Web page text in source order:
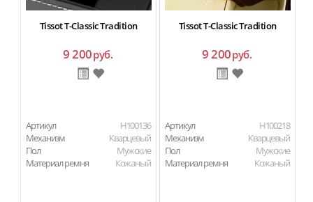
Tissot T-Classic Tradition
9 200руб.
Артикул
H100136
Механизм
Кварцевый
Пол
Мужские
Материал ремня
Кожаный
Tissot T-Classic Tradition
9 200руб.
Артикул
H100218
Механизм
Кварцевый
Пол
Мужские
Материал ремня
Кожаный